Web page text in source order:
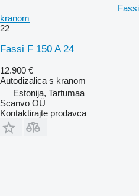
kranom
22
Fassi F 150 A 24
12.900 €
Autodizalica s kranom
Estonija, Tartumaa
Scanvo OÜ
Kontaktirajte prodavca